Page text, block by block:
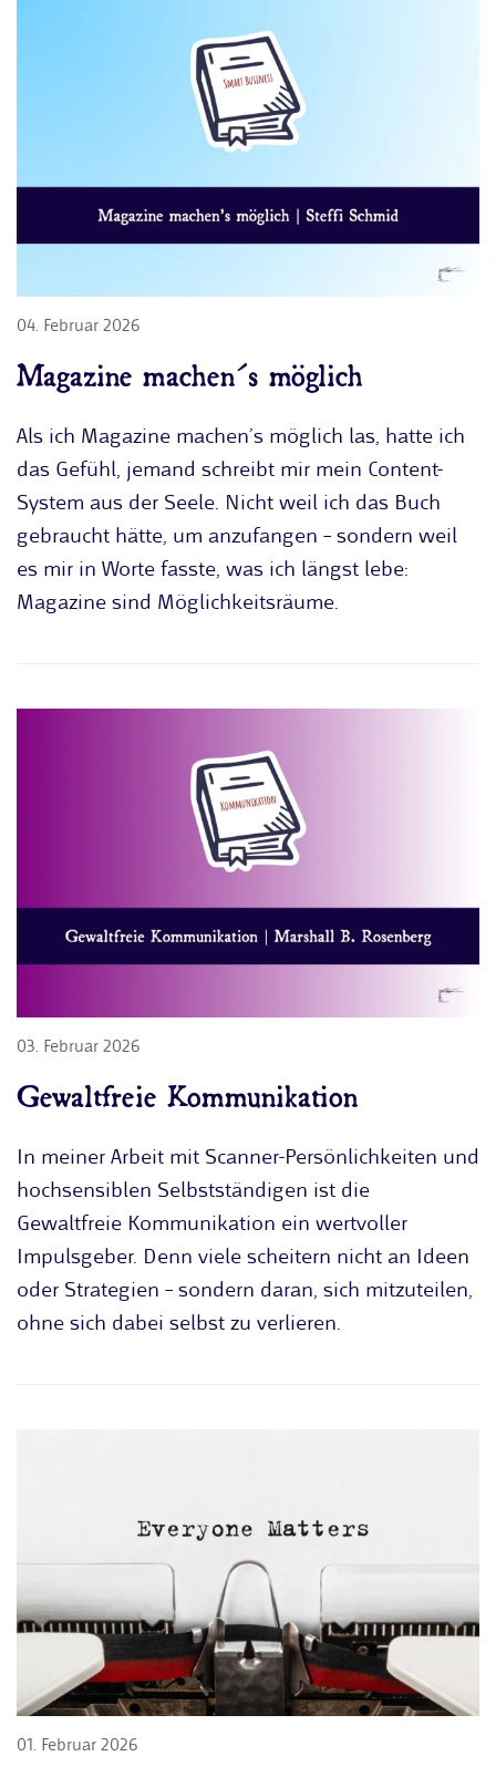
04. Februar 2026
Magazine machen´s möglich
Als ich Magazine machen’s möglich las, hatte ich
das Gefühl, jemand schreibt mir mein Content-
System aus der Seele. Nicht weil ich das Buch
gebraucht hätte, um anzufangen – sondern weil
es mir in Worte fasste, was ich längst lebe:
Magazine sind Möglichkeitsräume.
03. Februar 2026
Gewaltfreie Kommunikation
In meiner Arbeit mit Scanner-Persönlichkeiten und
hochsensiblen Selbstständigen ist die
Gewaltfreie Kommunikation ein wertvoller
Impulsgeber. Denn viele scheitern nicht an Ideen
oder Strategien – sondern daran, sich mitzuteilen,
ohne sich dabei selbst zu verlieren.
01. Februar 2026